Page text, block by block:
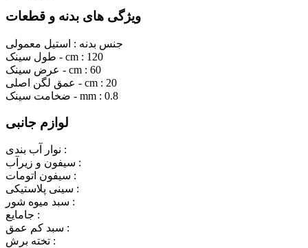
ویژگی های بدنه و قطعات
جنس بدنه : استیل معمولی
طول سینک - cm : 120
عرض سینک - cm : 60
عمق لگن اصلی - cm : 20
ضخامت سینک - mm : 0.8
لوازم جانبی
نوار آب بندی :
سیفون و زیرآب :
سیفون اتومات :
سینی پلاستیکی :
سبد میوه شور :
جامایع :
سبد کم عمق :
تخته برش :